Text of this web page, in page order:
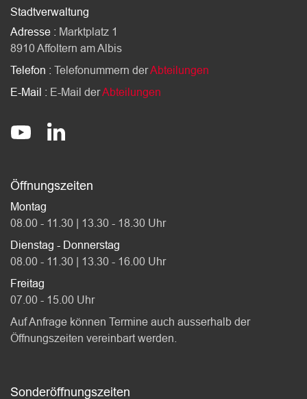
Stadtverwaltung
Adresse : Marktplatz 1
8910 Affoltern am Albis
Telefon : Telefonummern derAbteilungen
E-Mail : E-Mail derAbteilungen
Socials
@StadtAffolternamAlbis
stadt-affoltern-am-albis
Öffnungszeiten
Montag
08.00 - 11.30 | 13.30 - 18.30 Uhr
Dienstag - Donnerstag
08.00 - 11.30 | 13.30 - 16.00 Uhr
Freitag
07.00 - 15.00 Uhr
Auf Anfrage können Termine auch ausserhalb der
Öffnungszeiten vereinbart werden.
Sonderöffnungszeiten